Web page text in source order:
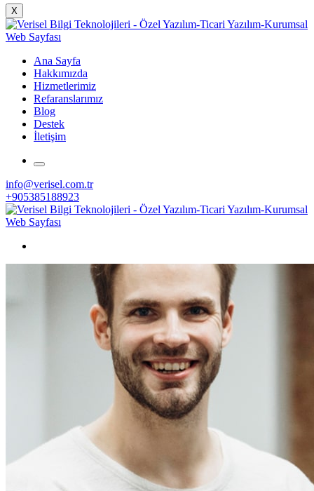
X
Ana Sayfa
Hakkımızda
Hizmetlerimiz
Refaranslarımız
Blog
Destek
İletişim
info@verisel.com.tr
+905385188923